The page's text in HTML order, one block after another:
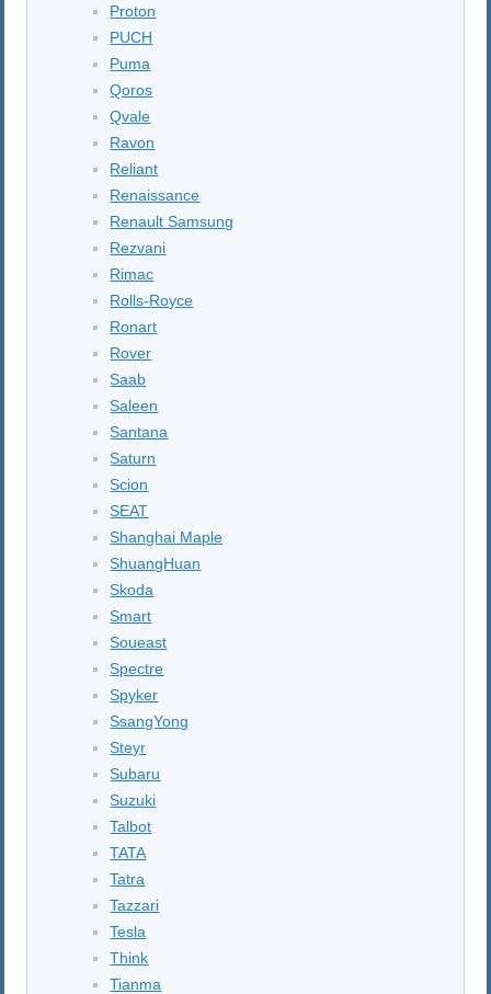
Proton
PUCH
Puma
Qoros
Qvale
Ravon
Reliant
Renaissance
Renault Samsung
Rezvani
Rimac
Rolls-Royce
Ronart
Rover
Saab
Saleen
Santana
Saturn
Scion
SEAT
Shanghai Maple
ShuangHuan
Skoda
Smart
Soueast
Spectre
Spyker
SsangYong
Steyr
Subaru
Suzuki
Talbot
TATA
Tatra
Tazzari
Tesla
Think
Tianma